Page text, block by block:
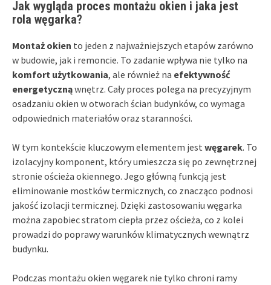
Jak wygląda proces montażu okien i jaka jest
rola węgarka?
Montaż okien to jeden z najważniejszych etapów zarówno
w budowie, jak i remoncie. To zadanie wpływa nie tylko na
komfort użytkowania, ale również na efektywność
energetycznąwnętrz. Cały proces polega na precyzyjnym
osadzaniu okien w otworach ścian budynków, co wymaga
odpowiednich materiałów oraz staranności.
W tym kontekście kluczowym elementem jest węgarek. To
izolacyjny komponent, który umieszcza się po zewnętrznej
stronie ościeża okiennego. Jego główną funkcją jest
eliminowanie mostków termicznych, co znacząco podnosi
jakość izolacji termicznej. Dzięki zastosowaniu węgarka
można zapobiec stratom ciepła przez ościeża, co z kolei
prowadzi do poprawy warunków klimatycznych wewnątrz
budynku.
Podczas montażu okien węgarek nie tylko chroni ramy